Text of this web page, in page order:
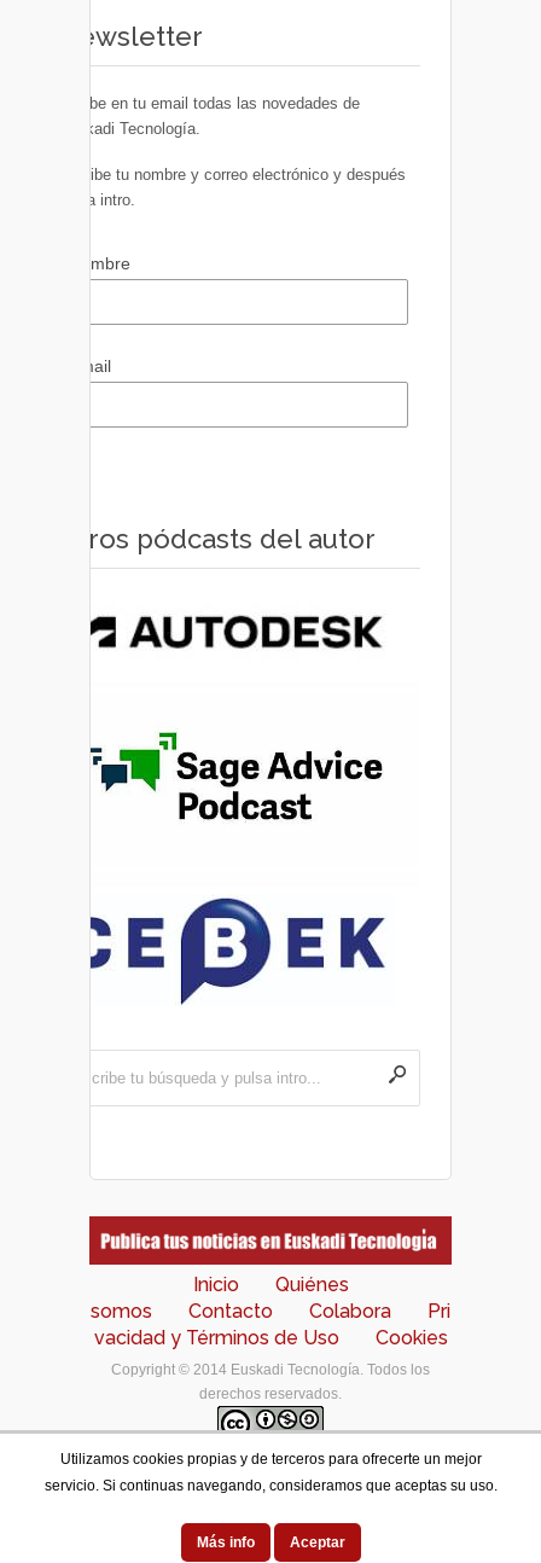
Newsletter
Recibe en tu email todas las novedades de
Euskadi Tecnología.
Escribe tu nombre y correo electrónico y después
pulsa intro.
Nombre
Email
Otros pódcasts del autor
Inicio
Quiénes
somos
Contacto Colabora
Pri
vacidad y Términos de Uso
Cookies
Copyright © 2014 Euskadi Tecnología. Todos los
derechos reservados.
Los contenidos de este portal están bajo unalicencia
de Creative Commons Reconocimiento-NoComercial-
Designed by
Utilizamos cookies propias y de terceros para ofrecerte un mejor
servicio. Si continuas navegando, consideramos que aceptas su uso.
Más info Aceptar